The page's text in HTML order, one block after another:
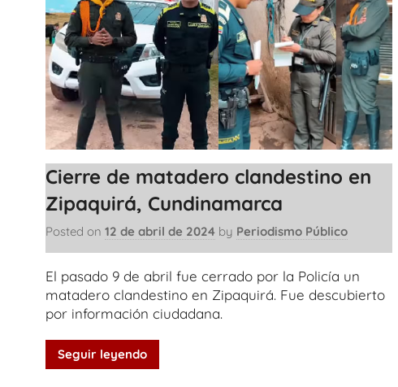
Cierre de matadero clandestino en
Zipaquirá, Cundinamarca
Posted on 12 de abril de 2024 by Periodismo Público
El pasado 9 de abril fue cerrado por la Policía un
matadero clandestino en Zipaquirá. Fue descubierto
por información ciudadana.
Seguir leyendo